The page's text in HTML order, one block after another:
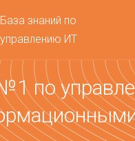
База знаний по
управлению ИТ
по